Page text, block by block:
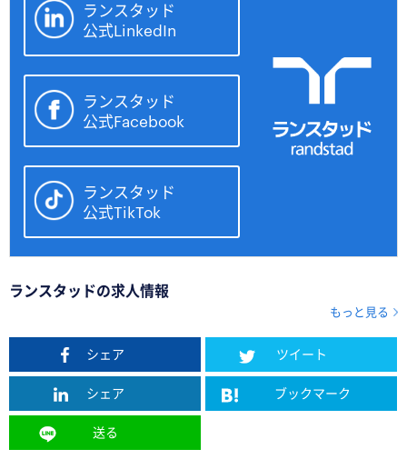
ランスタッド
公式LinkedIn
ランスタッド
公式Facebook
ランスタッド
公式TikTok
ランスタッドの求人情報
もっと見る
シェア ツイート
シェア ブックマーク
送る